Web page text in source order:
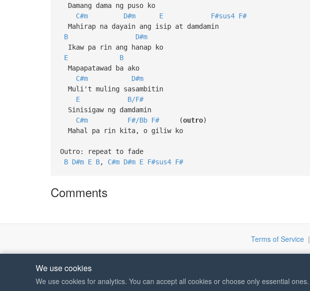
Damang dama ng puso ko
C#m
D#m E F#sus4 F#
Mahirap na dayain ang isip at damdamin
B
D#m
Ikaw pa rin ang hanap ko
E
B
Mapapatawad ba ako
C#m
D#m
Muli't muling sasambitin
E
B/F#
Sinisigaw ng damdamin
C#m
F#/Bb F#(outro)
Mahal pa rin kita, o giliw ko
Outro: repeat to fade
B D#m E B, C#m D#m E F#sus4 F#
Comments
Terms of Service|
We use cookies
We use cookies for analytics. You can accept all cookies or choose only essential ones.